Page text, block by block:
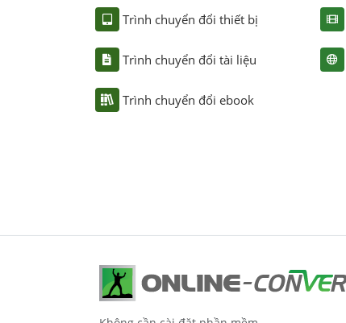
Trình chuyển đổi thiết bị
Trình chuyển đổi tài liệu
Trình chuyển đổi ebook